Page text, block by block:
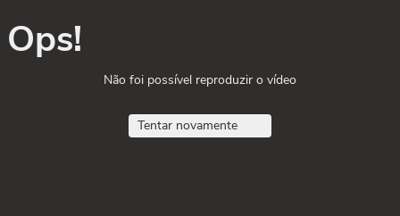
Ops!
Não foi possível reproduzir o vídeo
Tentar novamente